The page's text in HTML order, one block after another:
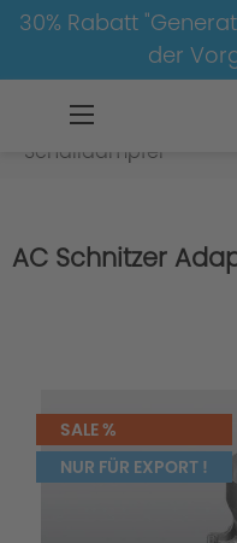
30% Rabatt
der
Schalldämpfer
AC Schnitzer
SALE %
NUR FÜR EXPORT !